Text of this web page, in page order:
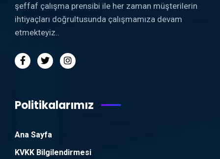
şeffaf çalışma prensibi ile her zaman müşterilerin
ihtiyaçları doğrultusunda çalışmamıza devam
etmekteyiz..
Politikalarımız
Ana Sayfa
KVKK Bilgilendirmesi